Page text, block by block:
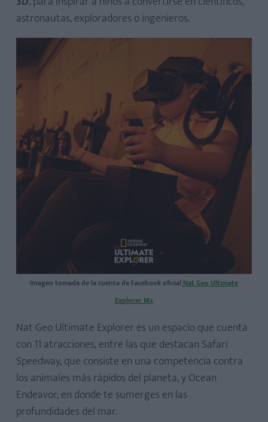
astronautas, exploradores o ingenieros.
Imagen tomada de la cuenta de Facebook oficialNat Geo Ultimate
Explorer Mx
Nat Geo Ultimate Explorer es un espacio que cuenta
con 11 atracciones, entre las que destacan Safari
Speedway, que consiste en una competencia contra
los animales más rápidos del planeta, y Ocean
Endeavor, en donde te sumerges en las
profundidades del mar.